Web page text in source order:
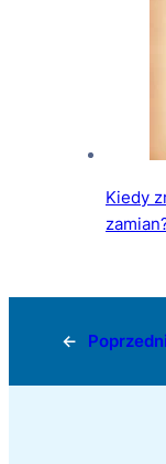
Kiedy
← Poprzedni